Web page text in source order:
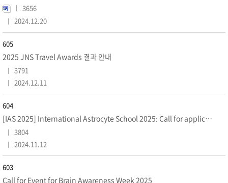
3656
2024.12.20
605
2025 JNS Travel Awards 결과 안내
3791
2024.12.11
604
[IAS 2025] International Astrocyte School 2025: Call for applications
3804
2024.11.12
603
Call for Event for Brain Awareness Week 2025